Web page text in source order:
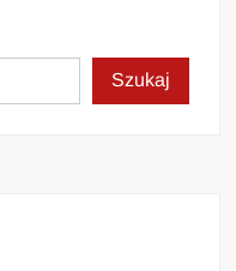
Szukaj